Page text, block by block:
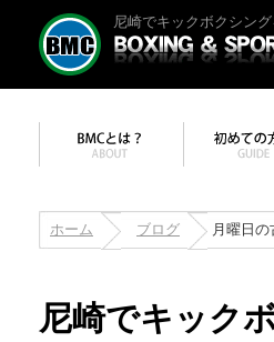
尼崎でキックボクシン
ホーム ブログ 月曜日
尼崎でキック